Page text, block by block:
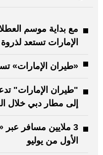
مع بداية موسم
الإمارات تستعد
«طيران الإمارات»
"طيران الإمارات"
إلى مطار دبي خلال
3 ملايين مسافر
الأول من يوليو